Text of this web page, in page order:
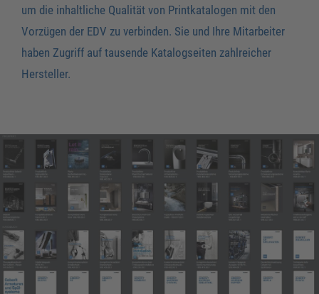
um die inhaltliche Qualität von Printkatalogen mit den
Vorzügen der EDV zu verbinden. Sie und Ihre Mitarbeiter
haben Zugriff auf tausende Katalogseiten zahlreicher
Hersteller.